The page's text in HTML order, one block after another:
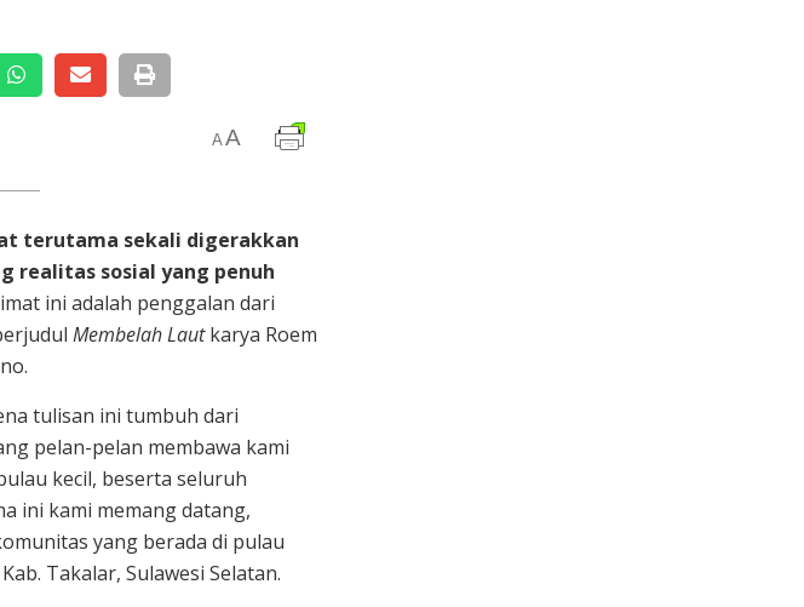
A A
terutama sekali digerakkan
realitas sosial yang penuh
ini adalah penggalan dari
Membelah Lautkarya Roem
tulisan ini tumbuh dari
pelan-pelan membawa kami
kecil, beserta seluruh
ini kami memang datang,
yang berada di pulau
Takalar, Sulawesi Selatan.